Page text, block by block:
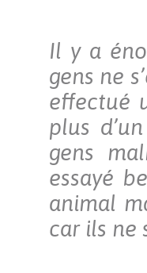
Il y a
gens ne
effectué
plus
gens
essayé
animal
car ils ne